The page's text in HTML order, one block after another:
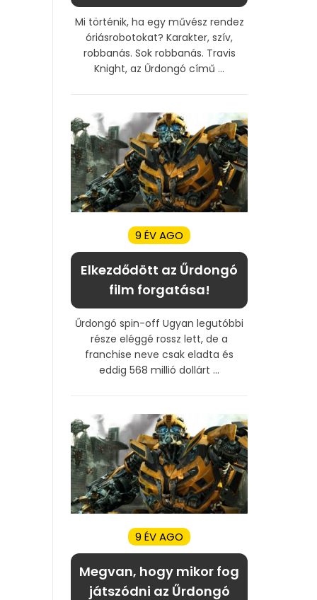
Mi történik, ha egy művész rendez
óriásrobotokat? Karakter, szív,
robbanás. Sok robbanás. Travis
Knight, az Űrdongó című ...
9 ÉV AGO
Elkezdődött az Űrdongó
film forgatása!
Űrdongó spin-off Ugyan legutóbbi
része eléggé rossz lett, de a
franchise neve csak eladta és
eddig 568 millió dollárt ...
9 ÉV AGO
Megvan, hogy mikor fog
játszódni az Űrdongó